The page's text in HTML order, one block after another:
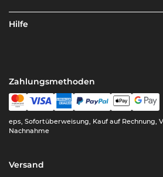
Hilfe
Zahlungsmethoden
eps, Sofortüberweisung, Kauf auf Rechnung,
Nachnahme
Versand